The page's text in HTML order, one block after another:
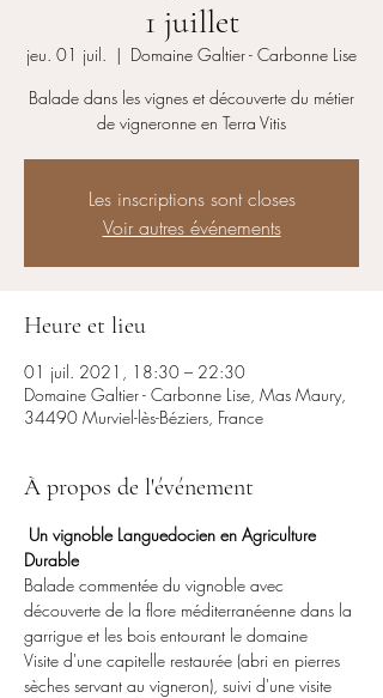
1 juillet
jeu. 01 juil.
  |
Domaine Galtier - Carbonne Lise
Balade dans les vignes et découverte du métier
de vigneronne en Terra Vitis
Les inscriptions sont closes
Voir autres événements
Heure et lieu
01 juil. 2021, 18:30 – 22:30
Domaine Galtier - Carbonne Lise, Mas Maury,
34490 Murviel-lès-Béziers, France
À propos de l'événement
Un vignoble Languedocien en Agriculture
Durable
Balade commentée du vignoble avec
découverte de la flore méditerranéenne dans la
garrigue et les bois entourant le domaine
Visite d'une capitelle restaurée (abri en pierres
sèches servant au vigneron), suivi d'une visite